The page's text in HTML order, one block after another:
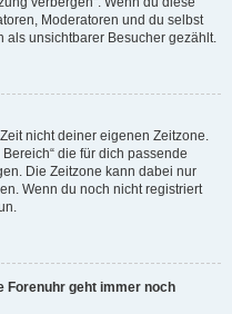
Moderatoren und du selbst
als unsichtbarer Besucher gezählt.
nicht deiner eigenen Zeitzone.
die für dich passende
Die Zeitzone kann dabei nur
Wenn du noch nicht registriert
Forenuhr geht immer noch